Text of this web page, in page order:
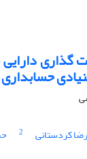
گذاری
حسابداری
کردستانی 2